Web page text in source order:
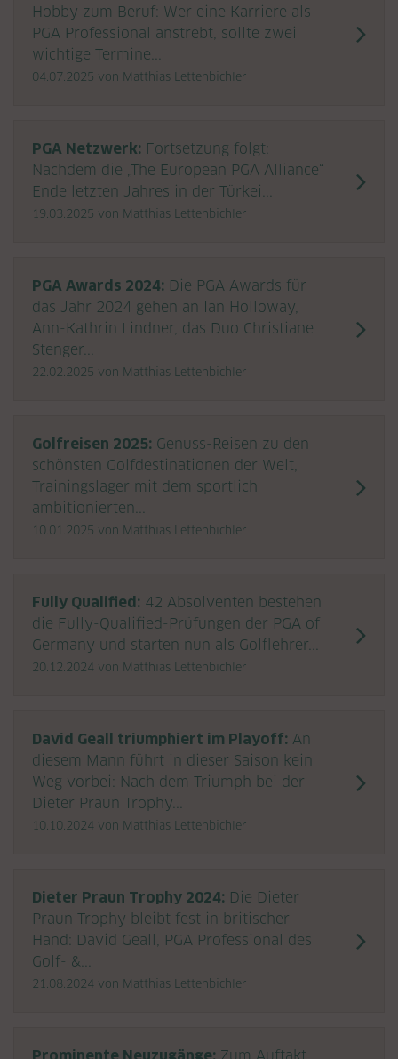
Hobby zum Beruf: Wer eine Karriere als
PGA Professional anstrebt, sollte zwei
wichtige Termine...
04.07.2025 von Matthias Lettenbichler
PGA Netzwerk: Fortsetzung folgt:
Nachdem die „The European PGA Alliance“
Ende letzten Jahres in der Türkei...
19.03.2025 von Matthias Lettenbichler
PGA Awards 2024: Die PGA Awards für
das Jahr 2024 gehen an Ian Holloway,
Ann-Kathrin Lindner, das Duo Christiane
Stenger...
22.02.2025 von Matthias Lettenbichler
Golfreisen 2025: Genuss-Reisen zu den
schönsten Golfdestinationen der Welt,
Trainingslager mit dem sportlich
ambitionierten...
10.01.2025 von Matthias Lettenbichler
Fully Qualified: 42 Absolventen bestehen
die Fully-Qualified-Prüfungen der PGA of
Germany und starten nun als Golflehrer...
20.12.2024 von Matthias Lettenbichler
David Geall triumphiert im Playoff: An
diesem Mann führt in dieser Saison kein
Weg vorbei: Nach dem Triumph bei der
Dieter Praun Trophy...
10.10.2024 von Matthias Lettenbichler
Dieter Praun Trophy 2024: Die Dieter
Praun Trophy bleibt fest in britischer
Hand: David Geall, PGA Professional des
Golf- &...
21.08.2024 von Matthias Lettenbichler